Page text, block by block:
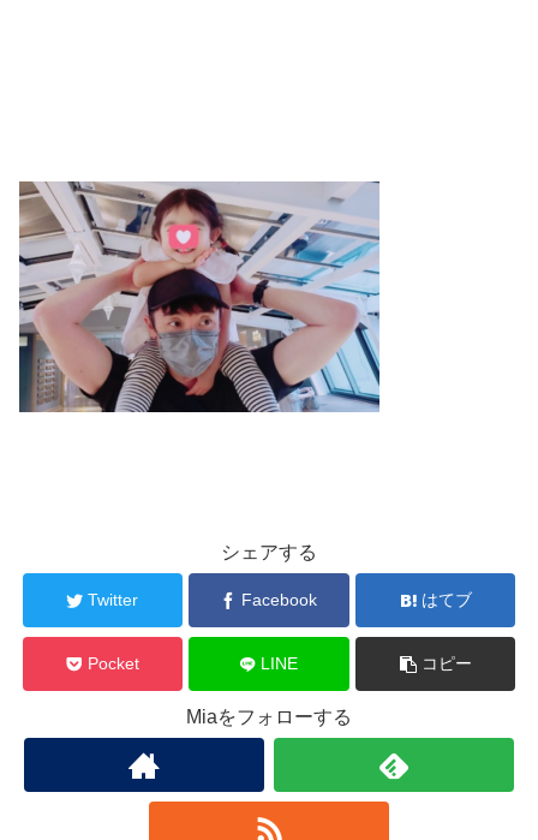
シェアする
Twitter Facebook はてブ
Pocket LINE コピー
Miaをフォローする